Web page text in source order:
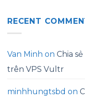
RECENT
Van Minh on Chia
trên VPS Vultr
minhhungtsbd on